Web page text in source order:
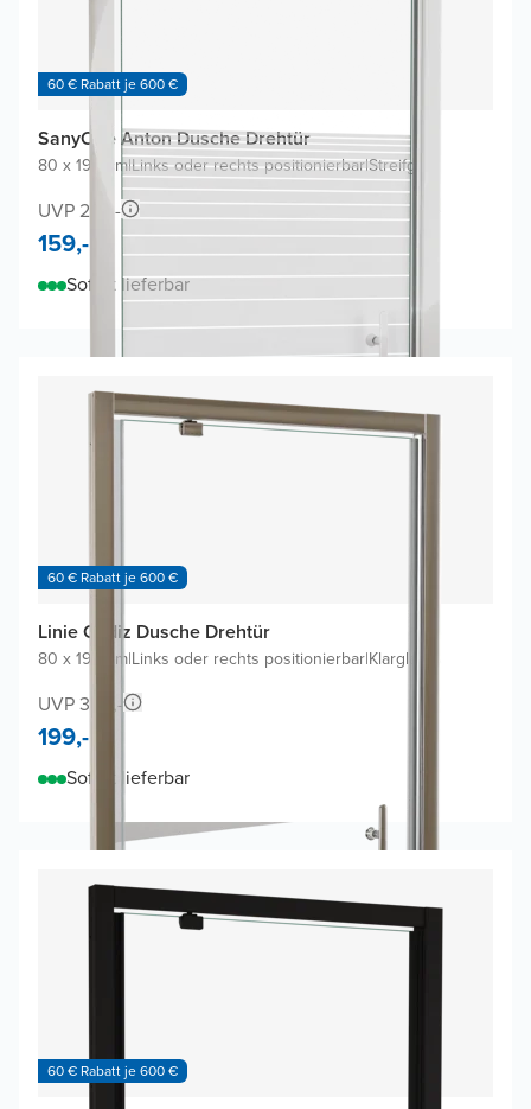
60 € Rabatt je 600 €
SanyOne Anton Dusche Drehtür
80 x 190 cm|Links oder rechts positionierbar|Streifglas
UVP 278,-
159,-
Sofort lieferbar
60 € Rabatt je 600 €
Linie Cadiz Dusche Drehtür
80 x 190 cm|Links oder rechts positionierbar|Klarglas
UVP 390,-
199,-
Sofort lieferbar
60 € Rabatt je 600 €